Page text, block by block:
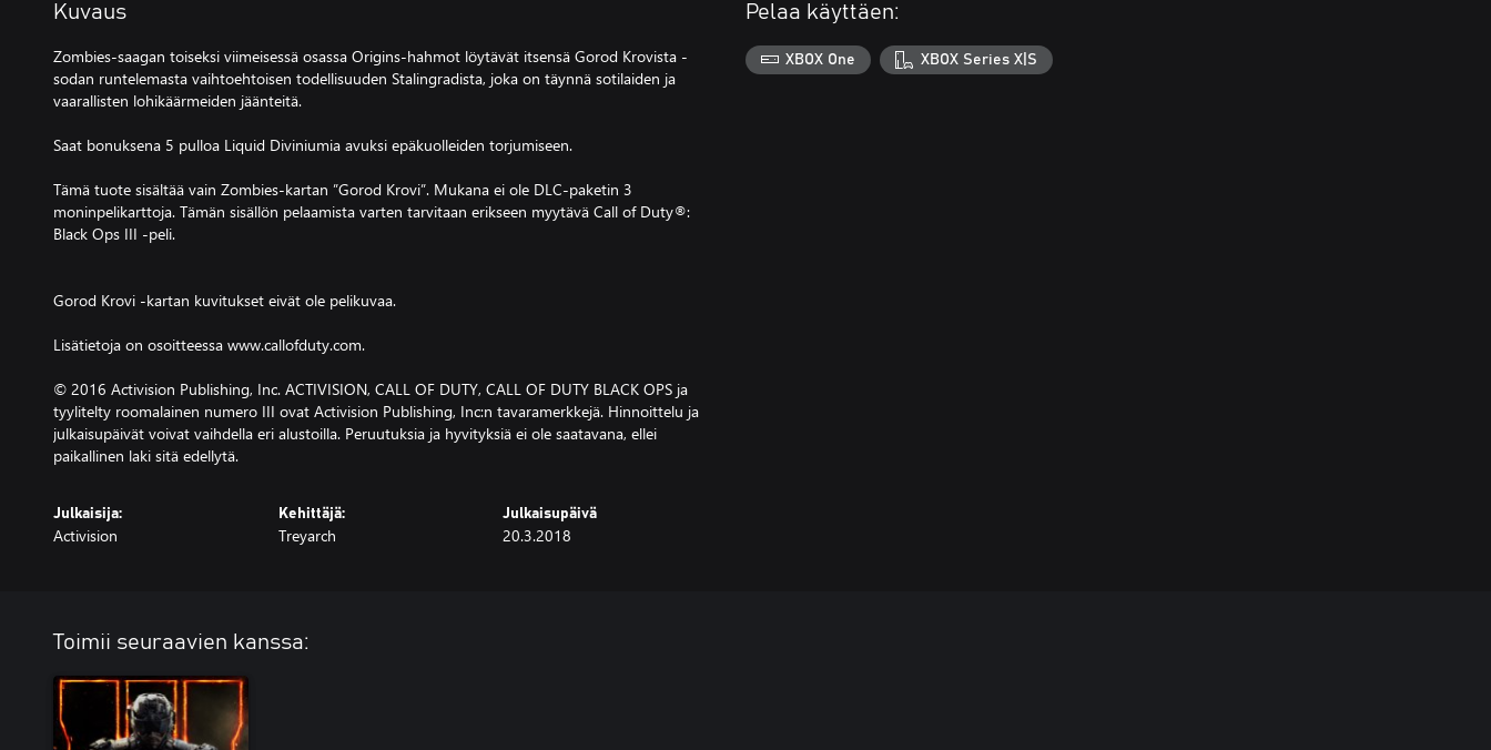
Kuvaus
Zombies-saagan toiseksi viimeisessä osassa Origins-hahmot löytävät itsensä Gorod Krovista -
sodan runtelemasta vaihtoehtoisen todellisuuden Stalingradista, joka on täynnä sotilaiden ja
vaarallisten lohikäärmeiden jäänteitä.
Saat bonuksena 5 pulloa Liquid Diviniumia avuksi epäkuolleiden torjumiseen.
Tämä tuote sisältää vain Zombies-kartan ”Gorod Krovi”. Mukana ei ole DLC-paketin 3
moninpelikarttoja. Tämän sisällön pelaamista varten tarvitaan erikseen myytävä Call of Duty®:
Black Ops III -peli.
Gorod Krovi -kartan kuvitukset eivät ole pelikuvaa.
Lisätietoja on osoitteessa www.callofduty.com.
© 2016 Activision Publishing, Inc. ACTIVISION, CALL OF DUTY, CALL OF DUTY BLACK OPS ja
tyylitelty roomalainen numero III ovat Activision Publishing, Inc:n tavaramerkkejä. Hinnoittelu ja
julkaisupäivät voivat vaihdella eri alustoilla. Peruutuksia ja hyvityksiä ei ole saatavana, ellei
paikallinen laki sitä edellytä.
Julkaisija:
Activision
Kehittäjä:
Treyarch
Julkaisupäivä
20.3.2018
Pelaa käyttäen:
XBOX One XBOX Series X|S
Toimii seuraavien kanssa: